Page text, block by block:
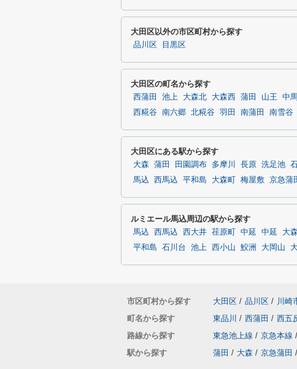
大田区以外の市区町村から探す
品川区 目黒区
大田区の町名から探す
西蒲田 池上 大森北 大森西 蒲田 山王 中
西糀谷 南六郷 北糀谷 羽田 南蒲田 南雪谷
大田区にある駅から探す
大森 蒲田 田園調布 多摩川 長原 洗足池
馬込
西馬込 平和島 大森町 梅屋敷 京急蒲
ルミエール馬込周辺の駅から探す
馬込 西馬込 西大井 荏原町 中延 中延 大森
平和島
石川台 池上 西小山 鮫洲 大岡山
市区町村から探す 大田区 / 品川区 / 川崎
町名から探す
東品川 / 西蒲田 / 西五
路線から探す
東急池上線 / 京急本線 /
駅から探す
蒲田 / 大森 / 京急蒲田 /